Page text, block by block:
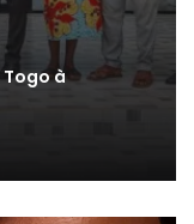
à